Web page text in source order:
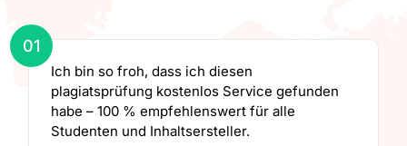
01
Ich bin so froh, dass ich diesen
plagiatsprüfung kostenlos Service gefunden
habe – 100 % empfehlenswert für alle
Studenten und Inhaltsersteller.